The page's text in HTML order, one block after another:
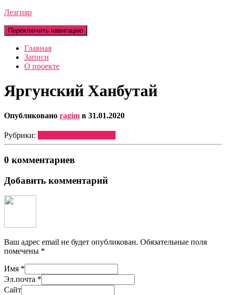
Лезгияр
Переключить навигацию
Главная
Записи
О проекте
Яргунский Ханбутай
Опубликовано ragim в 31.01.2020
Рубрики:
0 комментариев
Добавить комментарий
Ваш адрес email не будет опубликован. Обязательные поля
помечены *
Имя *
Эл.почта *
Сайт